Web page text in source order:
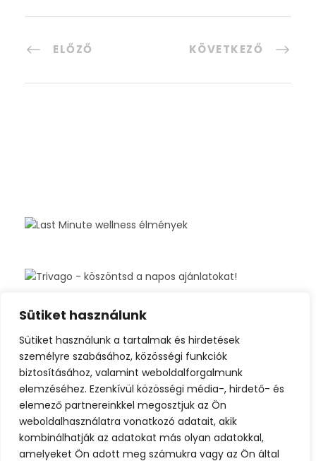
Sütiket használunk
Sütiket használunk a tartalmak és hirdetések
személyre szabásához, közösségi funkciók
biztosításához, valamint weboldalforgalmunk
elemzéséhez. Ezenkívül közösségi média-, hirdető- és
elemező partnereinkkel megosztjuk az Ön
weboldalhasználatra vonatkozó adatait, akik
kombinálhatják az adatokat más olyan adatokkal,
amelyeket Ön adott meg számukra vagy az Ön által
ELŐZŐ KÖVETKEZŐ